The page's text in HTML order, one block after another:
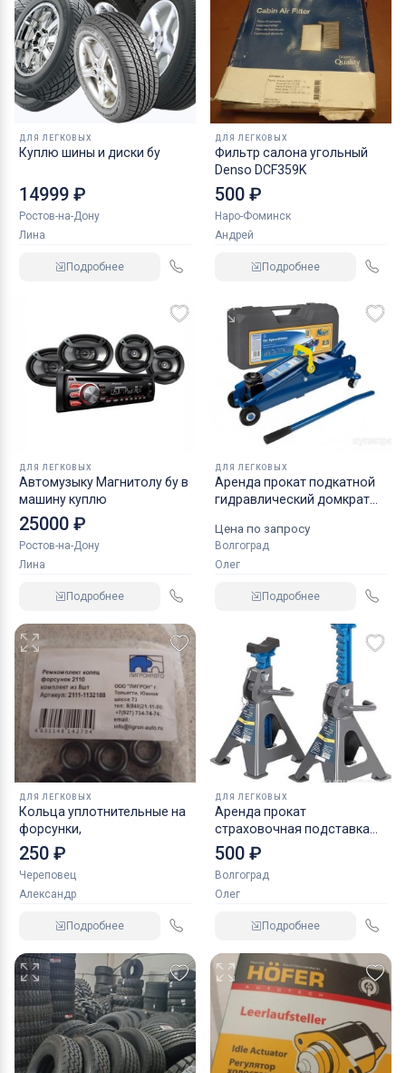
ДЛЯ ЛЕГКОВЫХ
Куплю шины и диски бу
14999 ₽
Ростов-на-Дону
Лина
Подробнее
ДЛЯ ЛЕГКОВЫХ
Фильтр салона угольный
Denso DCF359K
500 ₽
Наро-Фоминск
Андрей
Подробнее
ДЛЯ ЛЕГКОВЫХ
Автомузыку Магнитолу бу в
машину куплю
25000 ₽
Ростов-на-Дону
Лина
Подробнее
ДЛЯ ЛЕГКОВЫХ
Аренда прокат подкатной
гидравлический домкрат
Цена по запросу
Волгоград
Олег
Подробнее
ДЛЯ ЛЕГКОВЫХ
Кольца уплотнительные на
форсунки,
250 ₽
Череповец
Александр
Подробнее
ДЛЯ ЛЕГКОВЫХ
Аренда прокат
страховочная подставка
NORDBERG 2 т
500 ₽
Волгоград
Олег
Подробнее